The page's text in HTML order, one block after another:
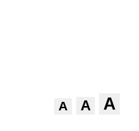
A A A